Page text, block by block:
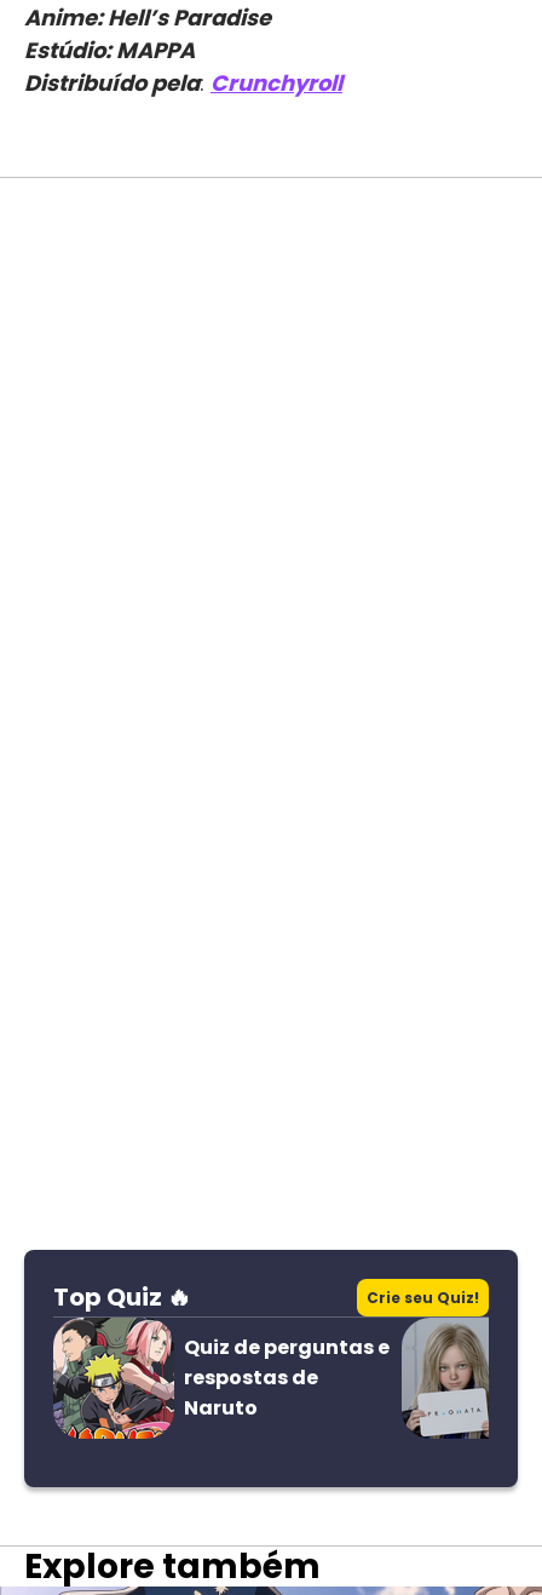
Anime: Hell’s Paradise
Estúdio: MAPPA
Distribuído pela: Crunchyroll
Top Quiz 🔥 Crie seu Quiz!
Quiz de perguntas e
respostas de
Naruto
Explore também